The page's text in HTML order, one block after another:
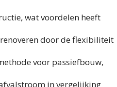
wat voordelen heeft
door de flexibiliteit
voor passiefbouw,
in vergelijking